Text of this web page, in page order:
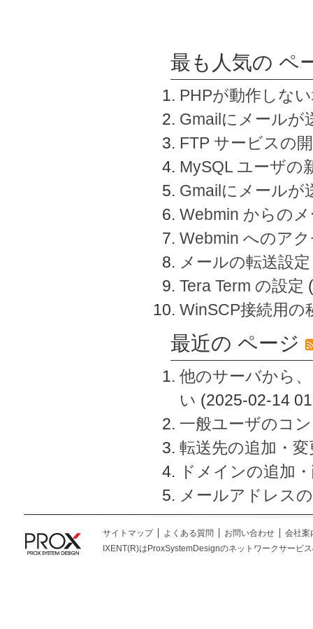
最も人気の ペ
PHPが動作しな
Gmailにメールが
FTP サービスの
MySQL ユーザの
Gmailにメールが
Webmin からの
Webmin へのア
メールの転送設定
Tera Term の設定
WinSCP接続用の
最近の ページ
他のサーバから
い (2025-02-14
一般ユーザのコ
転送先の追加・
ドメインの追加
メールアドレス
サイトマップ よくある質問 お問い合わせ
会社案
IXENT(R)はProxSystemDesignのネットワークサービ